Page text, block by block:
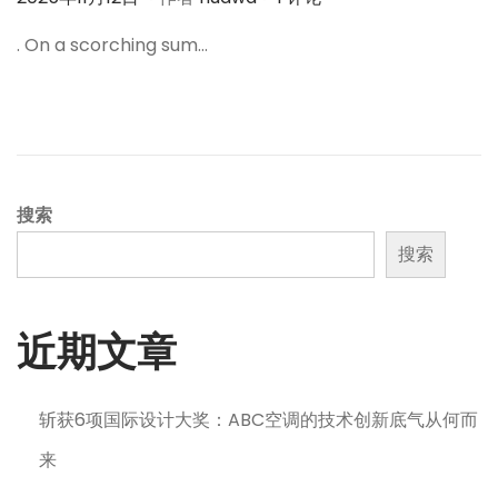
2
2
. On a scorching sum…
搜索
搜索
近期文章
斩获6项国际设计大奖：ABC空调的技术创新底气从何而
来